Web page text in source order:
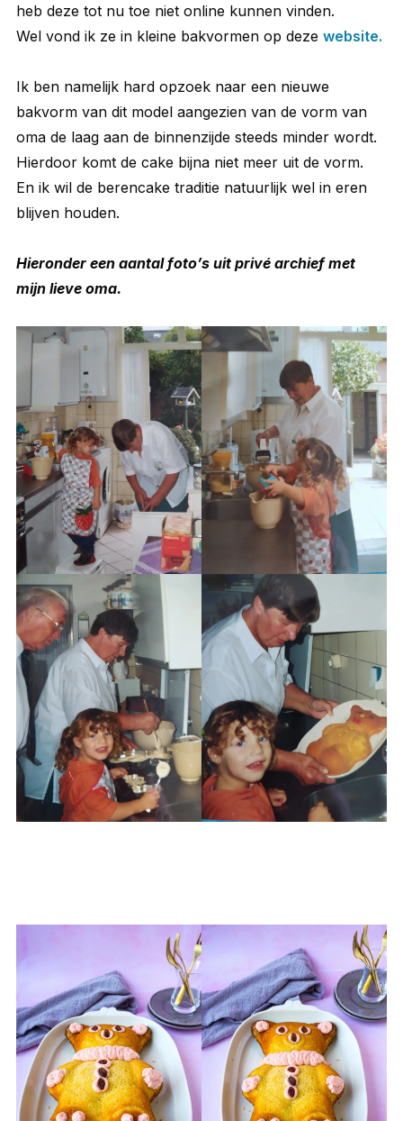
heb deze tot nu toe niet online kunnen vinden.
Wel vond ik ze in kleine bakvormen op deze website.
Ik ben namelijk hard opzoek naar een nieuwe
bakvorm van dit model aangezien van de vorm van
oma de laag aan de binnenzijde steeds minder wordt.
Hierdoor komt de cake bijna niet meer uit de vorm.
En ik wil de berencake traditie natuurlijk wel in eren
blijven houden.
Hieronder een aantal foto’s uit privé archief met
mijn lieve oma.